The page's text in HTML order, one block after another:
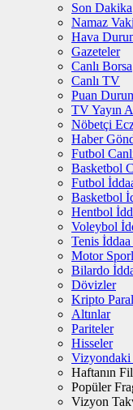
Son Dakika
Namaz
Hava
Gazeteler
Canlı Borsa
Canlı TV
Puan
TV Yayın
Nöbetçi
Haber
Futbol
Basketbol
Futbol
Basketbol
Hentbol
Voleybol
Tenis İddaa
Motor
Bilardo
Dövizler
Kripto
Altınlar
Pariteler
Hisseler
Haftanın
Popüler
Vizyon